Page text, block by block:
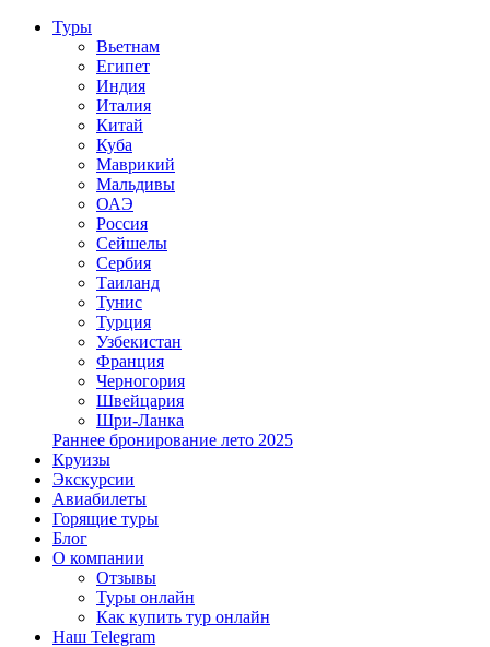
Туры
Вьетнам
Египет
Индия
Италия
Китай
Куба
Маврикий
Мальдивы
ОАЭ
Россия
Сейшелы
Сербия
Таиланд
Тунис
Турция
Узбекистан
Франция
Черногория
Швейцария
Шри-Ланка
Раннее бронирование лето 2025
Круизы
Экскурсии
Авиабилеты
Горящие туры
Блог
О компании
Отзывы
Туры онлайн
Как купить тур онлайн
Наш Telegram